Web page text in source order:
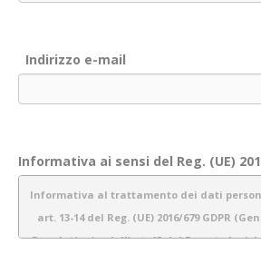
Indirizzo e-mail
Informativa ai sensi del Reg. (UE)
Informativa al trattamento dei dati
art. 13-14 del Reg. (UE) 2016/679 GDPR
Regulation) e dell’art. 13 del Decreto